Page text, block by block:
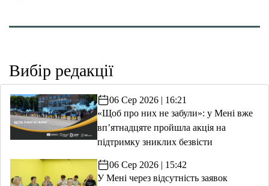
Вибір редакції
06 Сер 2026 | 16:21
«Щоб про них не забули»: у Мені вже
вп’ятнадцяте пройшла акція на
підтримку зниклих безвісти
06 Сер 2026 | 15:42
У Мені через відсутність заявок